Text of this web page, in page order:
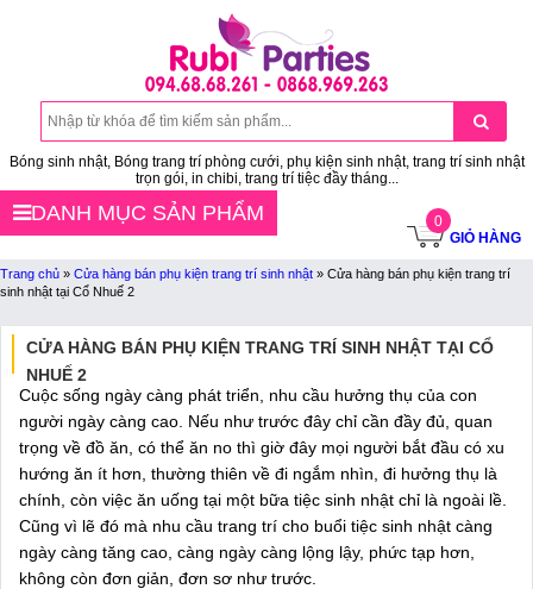
Bóng sinh nhật, Bóng trang trí phòng cưới, phụ kiện sinh nhật, trang trí sinh nhật
trọn gói, in chibi, trang trí tiệc đầy tháng...
0
GIỎ HÀNG
DANH MỤC SẢN PHẨM
Trang chủ » Cửa hàng bán phụ kiện trang trí sinh nhật » Cửa hàng bán phụ kiện trang trí
sinh nhật tại Cổ Nhuế 2
CỬA HÀNG BÁN PHỤ KIỆN TRANG TRÍ SINH NHẬT TẠI CỔ
NHUẾ 2
Cuộc sống ngày càng phát triển, nhu cầu hưởng thụ của con
người ngày càng cao. Nếu như trước đây chỉ cần đầy đủ, quan
trọng về đồ ăn, có thể ăn no thì giờ đây mọi người bắt đầu có xu
hướng ăn ít hơn, thường thiên về đi ngắm nhìn, đi hưởng thụ là
chính, còn việc ăn uống tại một bữa tiệc sinh nhật chỉ là ngoài lề.
Cũng vì lẽ đó mà nhu cầu trang trí cho buổi tiệc sinh nhật càng
ngày càng tăng cao, càng ngày càng lộng lậy, phức tạp hơn,
không còn đơn giản, đơn sơ như trước.